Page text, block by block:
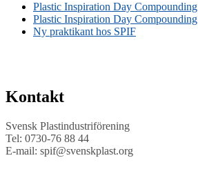
Plastic Inspiration Day Compounding
Plastic Inspiration Day Compounding
Ny praktikant hos SPIF
Kontakt
Svensk Plastindustriförening
Tel: 0730-76 88 44
E-mail: spif@svenskplast.org